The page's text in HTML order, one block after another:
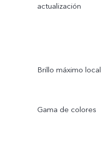
actualización
Brillo máximo local
Gama de colores